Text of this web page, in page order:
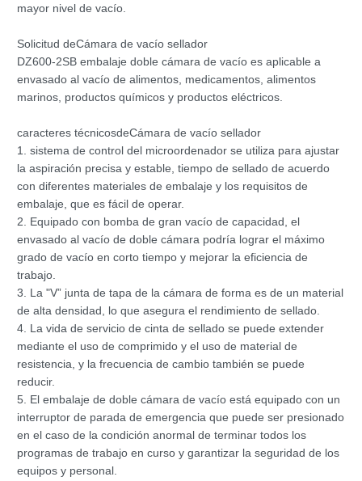
mayor nivel de vacío.
Solicitud deCámara de vacío sellador
DZ600-2SB embalaje doble cámara de vacío es aplicable a
envasado al vacío de alimentos, medicamentos, alimentos
marinos, productos químicos y productos eléctricos.
caracteres técnicosdeCámara de vacío sellador
1. sistema de control del microordenador se utiliza para ajustar
la aspiración precisa y estable, tiempo de sellado de acuerdo
con diferentes materiales de embalaje y los requisitos de
embalaje, que es fácil de operar.
2. Equipado con bomba de gran vacío de capacidad, el
envasado al vacío de doble cámara podría lograr el máximo
grado de vacío en corto tiempo y mejorar la eficiencia de
trabajo.
3. La "V” junta de tapa de la cámara de forma es de un material
de alta densidad, lo que asegura el rendimiento de sellado.
4. La vida de servicio de cinta de sellado se puede extender
mediante el uso de comprimido y el uso de material de
resistencia, y la frecuencia de cambio también se puede
reducir.
5. El embalaje de doble cámara de vacío está equipado con un
interruptor de parada de emergencia que puede ser presionado
en el caso de la condición anormal de terminar todos los
programas de trabajo en curso y garantizar la seguridad de los
equipos y personal.